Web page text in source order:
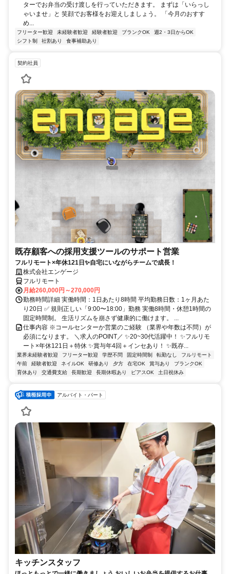
ターでお弁当の受け渡しを行っていただきます。 まずは「いらっし
ゃいませ」と 笑顔でお客様をお迎えしましょう。 「今月のおすす
め...
フリーター歓迎 未経験者歓迎 経験者歓迎 ブランクOK
週2・3日からOK
シフト制
社割あり 食事補助あり
契約社員
既存顧客への採用支援ツールのサポート営業
フルリモート×年休121日✨自宅にいながらチームで成長！
株式会社エンゲージ
フルリモート
月給260,000円～270,000円
勤務時間詳細 実働時間：1日あたり8時間 平均勤務日数：1ヶ月あた
り20日 ✅ 規則正しい「9:00〜18:00」勤務 実働8時間・休憩1時間の
固定時間制。 生活リズムを崩さず健康的に働けます。 ...
仕事内容 ※コールセンターか営業のご経験 （業界や年数は不問）が
必須になります。 ＼求人のPOINT／ ✨20~30代活躍中！ ✨フルリモ
ート×年休121日＋特休 ✨賞与年4回＋インセあり！ ✨既存...
業界未経験者歓迎 フリーター歓迎 学歴不問 固定時間制 転勤なし
フルリモート
午前
経験者歓迎 ネイルOK 研修あり 夕方 在宅OK 賞与あり
ブランクOK
育休あり
交通費支給 長期歓迎 長期休暇あり ピアスOK 土日祝休み
アルバイト・パート
キッチンスタッフ